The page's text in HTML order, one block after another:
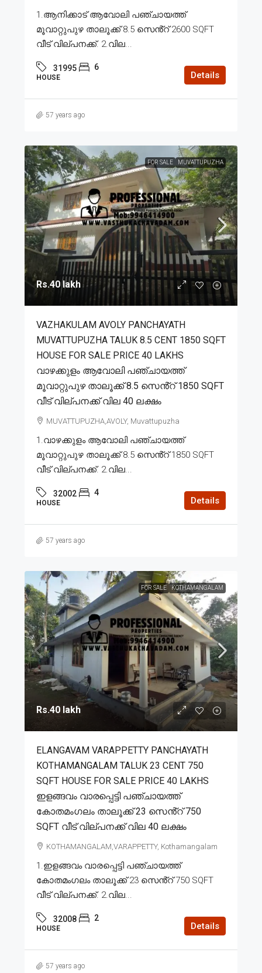
1.ആനിക്കാട് ആവോലി പഞ്ചായത്ത്
മൂവാറ്റുപുഴ താലൂക്ക് 8.5 സെൻ്റ് 2600 SQFT
വീട് വില്പനക്ക്. 2.വില...
31995 6
HOUSE Details
57 years ago
FOR SALE MUVATTUPUZHA
Rs.40 lakh
VAZHAKULAM AVOLY PANCHAYATH
MUVATTUPUZHA TALUK 8.5 CENT 1850 SQFT
HOUSE FOR SALE PRICE 40 LAKHS
വാഴക്കുളം ആവോലി പഞ്ചായത്ത്
മൂവാറ്റുപുഴ താലൂക്ക് 8.5 സെൻ്റ് 1850 SQFT
വീട് വില്പനക്ക് വില 40 ലക്ഷം
MUVATTUPUZHA,AVOLY, Muvattupuzha
1.വാഴക്കുളം ആവോലി പഞ്ചായത്ത്
മൂവാറ്റുപുഴ താലൂക്ക് 8.5 സെൻ്റ് 1850 SQFT
വീട് വില്പനക്ക്. 2.വില...
32002 4
HOUSE Details
57 years ago
FOR SALE KOTHAMANGALAM
Rs.40 lakh
ELANGAVAM VARAPPETTY PANCHAYATH
KOTHAMANGALAM TALUK 23 CENT 750
SQFT HOUSE FOR SALE PRICE 40 LAKHS
ഇളങ്ങവം വാരപ്പെട്ടി പഞ്ചായത്ത്
കോതമംഗലം താലൂക്ക് 23 സെൻ്റ് 750
SQFT വീട് വില്പനക്ക് വില 40 ലക്ഷം
KOTHAMANGALAM,VARAPPETTY, Kothamangalam
1.ഇളങ്ങവം വാരപ്പെട്ടി പഞ്ചായത്ത്
കോതമംഗലം താലൂക്ക് 23 സെൻ്റ് 750 SQFT
വീട് വില്പനക്ക്. 2.വില...
32008 2
HOUSE Details
57 years ago